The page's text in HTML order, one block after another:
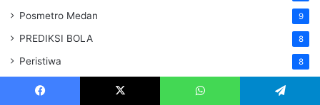
Posmetro Medan 9
PREDIKSI BOLA 8
Peristiwa 8
Berita Olahraga Terbaru